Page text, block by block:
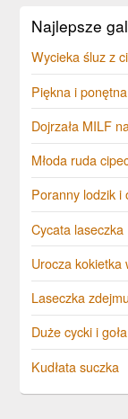
Najlepsze
Wycieka śluz z
Piękna i
Dojrzała MILF
Młoda ruda
Poranny lodzik i
Cycata laseczka
Urocza kokietka
Laseczka
Duże cycki i
Kudłata suczka